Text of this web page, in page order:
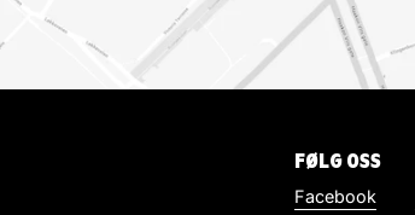
FØLG OSS
Facebook